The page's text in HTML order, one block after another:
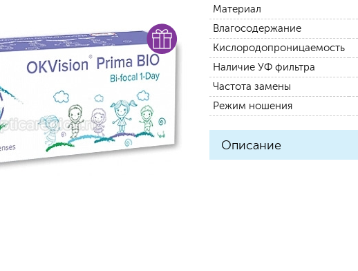
Материал
Влагосодержание
Кислородопроницаемость
Наличие УФ фильтра
Частота замены
Режим ношения
Описание